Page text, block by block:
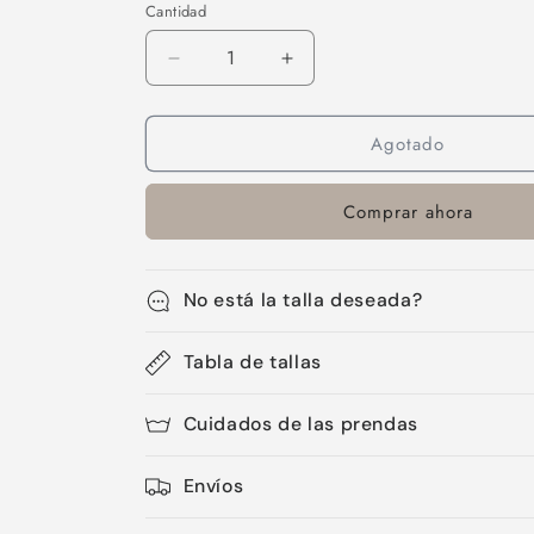
no
disponible
Cantidad
Cantidad
Reducir
cantidad
para
26
Aumentar
cantidad
para
26
Agotado
Comprar ahora
No está la talla deseada?
Tabla de tallas
Cuidados de las prendas
Envíos